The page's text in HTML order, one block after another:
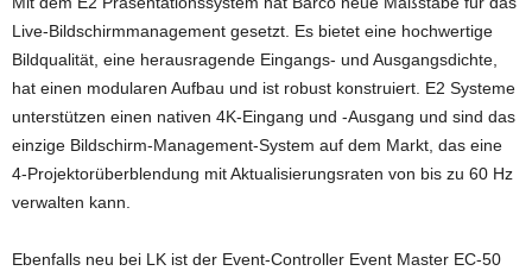
Live-Bildschirmmanagement gesetzt. Es bietet eine hochwertige
Bildqualität, eine herausragende Eingangs- und Ausgangsdichte,
hat einen modularen Aufbau und ist robust konstruiert. E2 Systeme
unterstützen einen nativen 4K-Eingang und -Ausgang und sind das
einzige Bildschirm-Management-System auf dem Markt, das eine
4-Projektorüberblendung mit Aktualisierungsraten von bis zu 60 Hz
verwalten kann.
Ebenfalls neu bei LK ist der Event-Controller Event Master EC-50